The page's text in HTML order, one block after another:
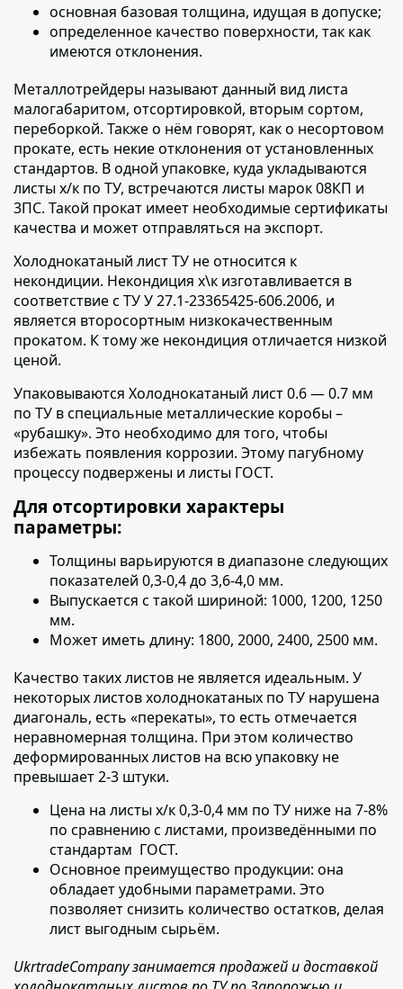
основная базовая толщина, идущая в допуске;
определенное качество поверхности, так как
имеются отклонения.
Металлотрейдеры называют данный вид листа
малогабаритом, отсортировкой, вторым сортом,
переборкой. Также о нём говорят, как о несортовом
прокате, есть некие отклонения от установленных
стандартов. В одной упаковке, куда укладываются
листы х/к по ТУ, встречаются листы марок 08КП и
3ПС. Такой прокат имеет необходимые сертификаты
качества и может отправляться на экспорт.
Холоднокатаный лист ТУ не относится к
некондиции. Некондиция х\к изготавливается в
соответствие с ТУ У 27.1-23365425-606.2006, и
является второсортным низкокачественным
прокатом. К тому же некондиция отличается низкой
ценой.
Упаковываются Холоднокатаный лист 0.6 — 0.7 мм
по ТУ в специальные металлические коробы –
«рубашку». Это необходимо для того, чтобы
избежать появления коррозии. Этому пагубному
процессу подвержены и листы ГОСТ.
Для отсортировки характеры
параметры:
Толщины варьируются в диапазоне следующих
показателей 0,3-0,4 до 3,6-4,0 мм.
Выпускается с такой шириной: 1000, 1200, 1250
мм.
Может иметь длину: 1800, 2000, 2400, 2500 мм.
Качество таких листов не является идеальным. У
некоторых листов холоднокатаных по ТУ нарушена
диагональ, есть «перекаты», то есть отмечается
неравномерная толщина. При этом количество
деформированных листов на всю упаковку не
превышает 2-3 штуки.
Цена на листы х/к 0,3-0,4 мм по ТУ ниже на 7-8%
по сравнению с листами, произведёнными по
стандартам ГОСТ.
Основное преимущество продукции: она
обладает удобными параметрами. Это
позволяет снизить количество остатков, делая
лист выгодным сырьём.
UkrtradeCompany занимается продажей и доставкой